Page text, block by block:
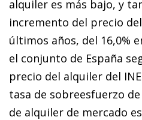
alquiler es más bajo, y
incremento del precio
últimos años, del 16,0%
el conjunto de España
precio del alquiler del
tasa de sobreesfuerzo
de alquiler de mercado